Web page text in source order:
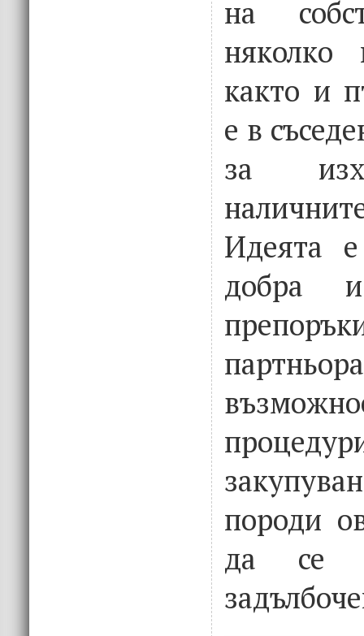
на
няколко
както и
е в
за
Идеята
добра
породи
да се